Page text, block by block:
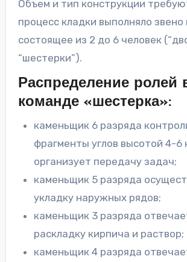
Объем и тип конструкции
процесс кладки выполняло
состоящее из 2 до 6 человек
“шестерки”).
Распределение ролей
команде «шестерка»:
каменьщик 6 разряда
фрагменты углов высотой 4-6
организует передачу задач;
каменьщик 5 разряда
укладку наружных рядов;
каменьщик 3 разряда
раскладку кирпича и раствор;
каменьщик 4 разряда